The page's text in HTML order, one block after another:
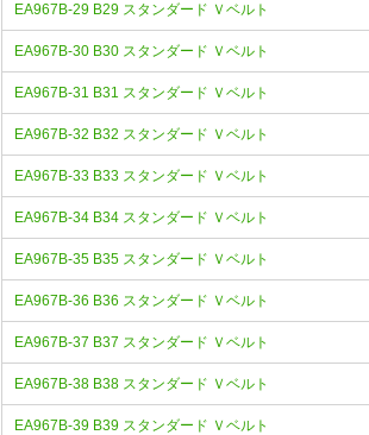
EA967B-29 B29 スタンダード Ｖベルト
EA967B-30 B30 スタンダード Ｖベルト
EA967B-31 B31 スタンダード Ｖベルト
EA967B-32 B32 スタンダード Ｖベルト
EA967B-33 B33 スタンダード Ｖベルト
EA967B-34 B34 スタンダード Ｖベルト
EA967B-35 B35 スタンダード Ｖベルト
EA967B-36 B36 スタンダード Ｖベルト
EA967B-37 B37 スタンダード Ｖベルト
EA967B-38 B38 スタンダード Ｖベルト
EA967B-39 B39 スタンダード Ｖベルト